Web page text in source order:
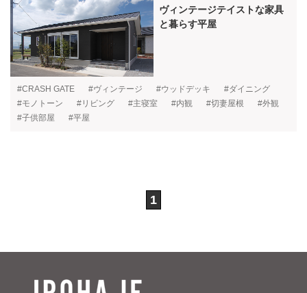
ヴィンテージテイストな家具
と暮らす平屋
#CRASH GATE #ヴィンテージ #ウッドデッキ
#ダイニング
#モノトーン
#リビング #主寝室 #内観 #切妻屋根
#外観
#子供部屋
#平屋
1